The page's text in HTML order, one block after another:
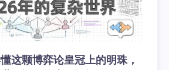
这颗博弈论皇冠上的明珠，